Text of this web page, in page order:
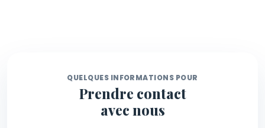
QUELQUES INFORMATIONS POUR
Prendre contact
avec nous